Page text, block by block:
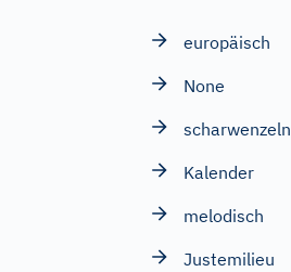
europäisch
None
scharwenzeln
Kalender
melodisch
Justemilieu